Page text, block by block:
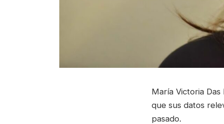
María Victoria
que sus datos
pasado.